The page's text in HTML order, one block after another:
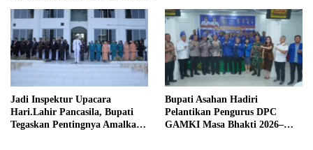
Jadi Inspektur Upacara
Hari.Lahir Pancasila, Bupati
Tegaskan Pentingnya Amalkan
Bupati Asahan Hadiri
Pelantikan Pengurus DPC
GAMKI Masa Bhakti 2026–